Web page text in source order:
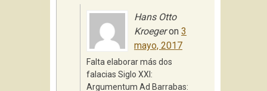
Hans Otto
Kroegeron 3
mayo, 2017
Falta elaborar más dos
falacias Siglo XXI:
Argumentum Ad Barrabas: